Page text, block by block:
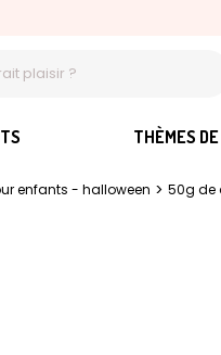
THÈMES
enfants - halloween > 50g de